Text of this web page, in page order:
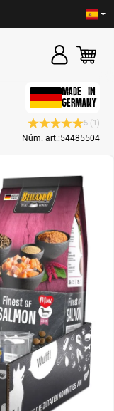
MADE IN
GERMANY
Calificación
5 (1)
Núm. art.:54485504